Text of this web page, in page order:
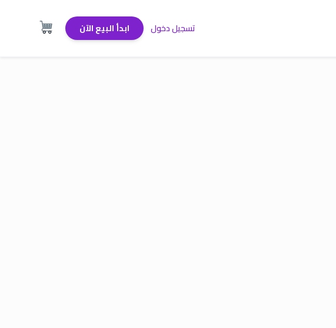
تسجيل دخول ابدأ البيع الآن